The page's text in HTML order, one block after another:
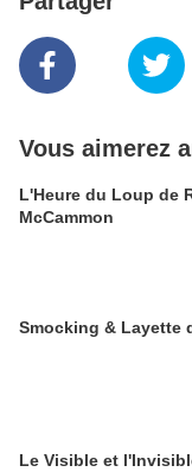
Vous aimerez
L'Heure du Loup de
McCammon
Smocking & Layette
Le Visible et